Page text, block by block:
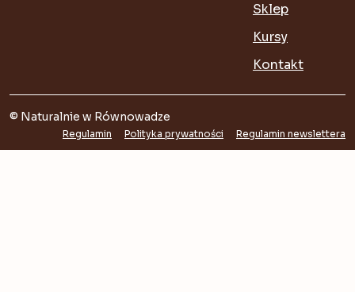
Sklep
Kursy
Kontakt
© Naturalnie w Równowadze
Regulamin Polityka prywatności Regulamin newslettera